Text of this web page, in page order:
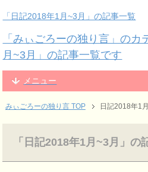
「日記2018年1月~3月」の記事一覧
「みぃごろーの独り言」の
月~3月」の記事一覧です
メニュー
みぃごろーの独り言 TOP 日記2018年1
「日記2018年1月~3月」の